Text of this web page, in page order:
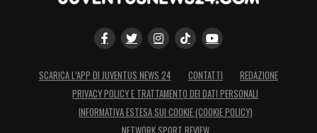
SCARICA L’APP DI JUVENTUS NEWS 24 CONTATTI
REDAZIONE
PRIVACY POLICY E TRATTAMENTO DEI DATI PERSONALI
INFORMATIVA ESTESA SUI COOKIE (COOKIE POLICY)